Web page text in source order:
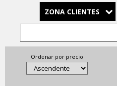
ZONA CLIENTES
Ordenar por precio